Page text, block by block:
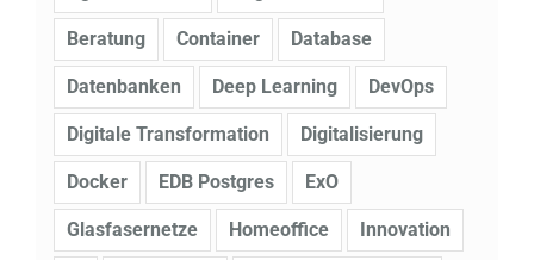
Beratung Container Database
Datenbanken Deep Learning DevOps
Digitale Transformation Digitalisierung
Docker EDB Postgres ExO
Glasfasernetze Homeoffice Innovation